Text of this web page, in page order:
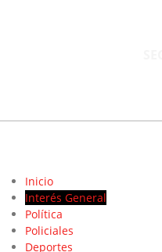
Inicio
Interés General
Política
Policiales
Deportes